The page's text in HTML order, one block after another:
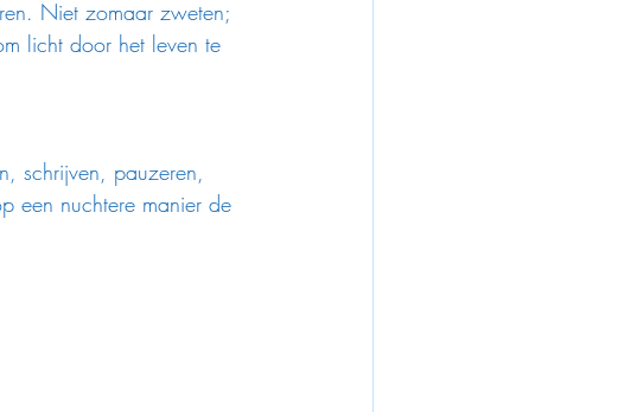
Niet zomaar zweten;
licht door het leven te
schrijven, pauzeren,
een nuchtere manier de